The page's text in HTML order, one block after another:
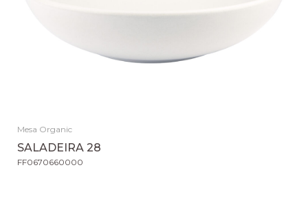
Mesa Organic
SALADEIRA 28
FF0670660000